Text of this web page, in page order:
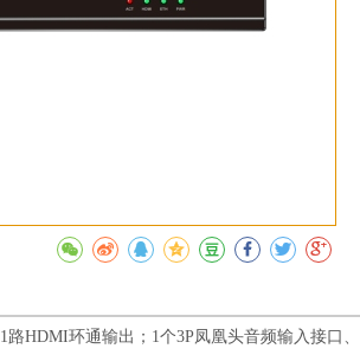
1路HDMI环通输出；1个3P凤凰头音频输 入接口、